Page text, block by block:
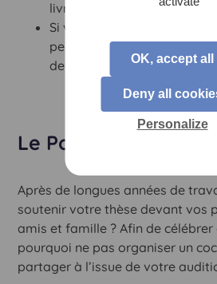
livrer sur le lieu de réception.
Si votre réception accueille
personnes,contactez-nous
devis.
Le Pot de thèse
Après de longues années de
soutenir votre thèse devant vos
amis et famille ? Afin de célébrer
pourquoi ne pas organiser un
partager à l’issue de votre
OK, accept all
Deny all
Personalize